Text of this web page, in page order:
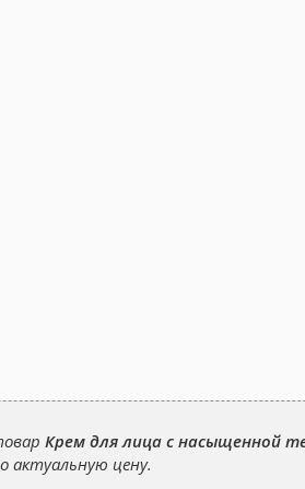
Крем для лица с насыщенной
актуальную цену.